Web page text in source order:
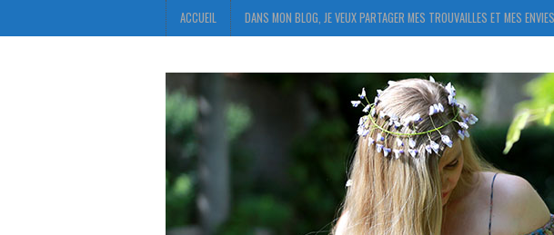
ACCUEIL DANS MON BLOG, JE VEUX PARTAGER MES TROUVAILLES ET MES